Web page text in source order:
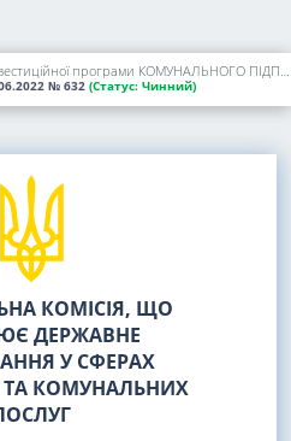
Про схвалення Інвестиційної програми КОМУНАЛЬНОГО ПІДПРИЄМСТВА "ЖИТОМИРВОДОКАНАЛ" ЖИТОМИРСЬКОЇ МІСЬКОЇ РАДИ на 2022 рік
№ 632 (Статус: Чинний)
КОМІСІЯ, ЩО
ДЕРЖАВНЕ
У СФЕРАХ
ТА КОМУНАЛЬНИХ